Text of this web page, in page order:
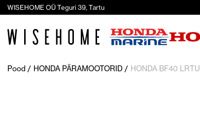
WISEHOME OÜ Teguri 39, Tartu
Pood HONDA PÄRAMOOTORID HONDA BF40 LRTU